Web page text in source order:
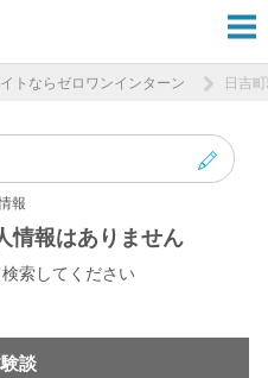
トならゼロワンインターン 日吉
報
情報はありません
索してください
談